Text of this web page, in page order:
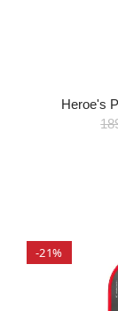
Heroe's
-21%